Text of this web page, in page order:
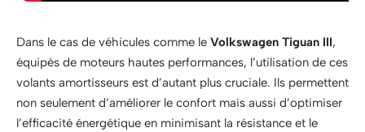
Dans le cas de véhicules comme le Volkswagen Tiguan III,
équipés de moteurs hautes performances, l’utilisation de ces
volants amortisseurs est d’autant plus cruciale. Ils permettent
non seulement d’améliorer le confort mais aussi d’optimiser
l’efficacité énergétique en minimisant la résistance et le